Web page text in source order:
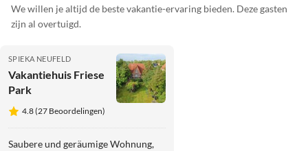
We willen je altijd de beste vakantie-ervaring bieden. Deze gasten
zijn al overtuigd.
SPIEKA NEUFELD
Vakantiehuis Friese
Park
4.8 (27 Beoordelingen)
Saubere und geräumige Wohnung,